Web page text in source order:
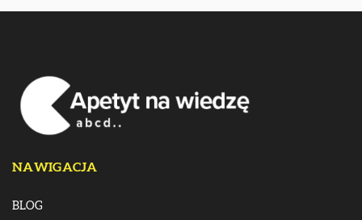
NAWIGACJA
BLOG